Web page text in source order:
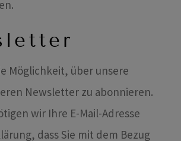
Möglichkeit, über unsere
Newsletter zu abonnieren.
wir Ihre E-Mail-Adresse
dass Sie mit dem Bezug